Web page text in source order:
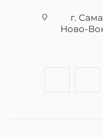
г.
Ново-